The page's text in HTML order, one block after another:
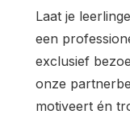
Laat je
een
exclusief
onze
motiveert én